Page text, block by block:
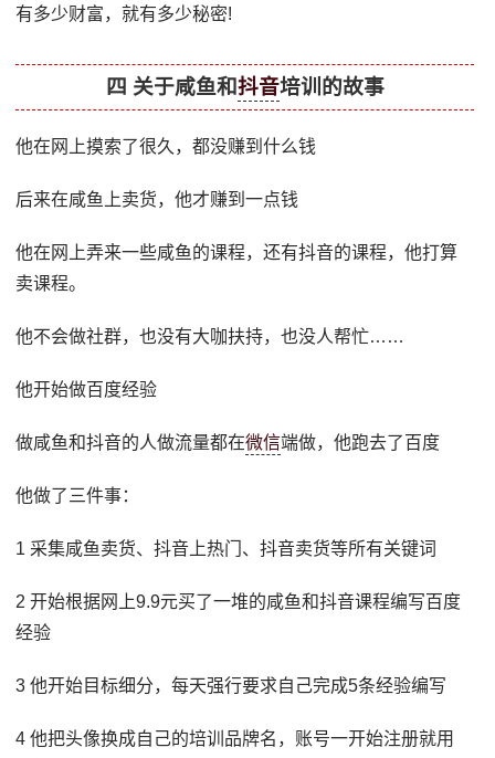
有多少财富，就有多少秘密!
四 关于咸鱼和抖音培训的故事
他在网上摸索了很久，都没赚到什么钱
后来在咸鱼上卖货，他才赚到一点钱
他在网上弄来一些咸鱼的课程，还有抖音的课程，他打算
卖课程。
他不会做社群，也没有大咖扶持，也没人帮忙……
他开始做百度经验
做咸鱼和抖音的人做流量都在微信端做，他跑去了百度
他做了三件事：
1 采集咸鱼卖货、抖音上热门、抖音卖货等所有关键词
2 开始根据网上9.9元买了一堆的咸鱼和抖音课程编写百度
经验
3 他开始目标细分，每天强行要求自己完成5条经验编写
4 他把头像换成自己的培训品牌名，账号一开始注册就用